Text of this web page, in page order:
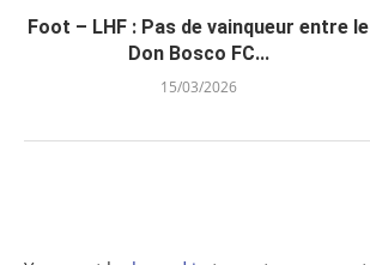
Foot – LHF : Pas de vainqueur entre le
Don Bosco FC...
15/03/2026